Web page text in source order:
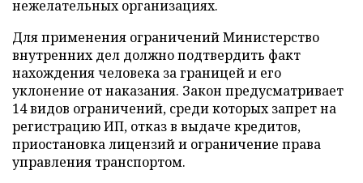
нежелательных организациях.
Для применения ограничений Министерство
внутренних дел должно подтвердить факт
нахождения человека за границей и его
уклонение от наказания. Закон предусматривает
14 видов ограничений, среди которых запрет на
регистрацию ИП, отказ в выдаче кредитов,
приостановка лицензий и ограничение права
управления транспортом.